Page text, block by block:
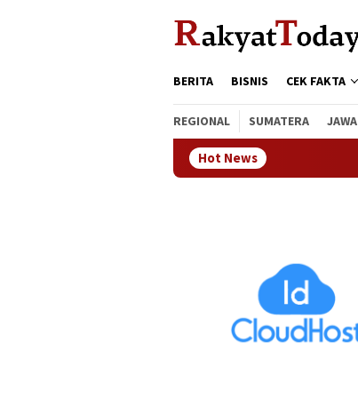
BERITA BISNIS CEK FAKTA
REGIONAL SUMATERA JAWA
Hot News